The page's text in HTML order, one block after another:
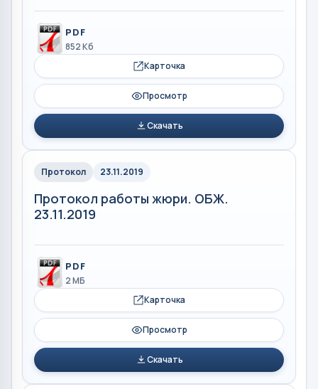
PDF
852 Кб
Карточка
Просмотр
Скачать
Протокол 23.11.2019
Протокол работы жюри. ОБЖ.
23.11.2019
PDF
2 МБ
Карточка
Просмотр
Скачать